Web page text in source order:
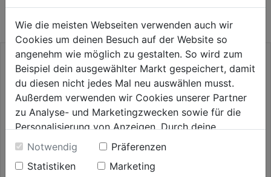
KATEGORIE
Wie die meisten Webseiten verwenden auch wir
Cookies um deinen Besuch auf der Website so
angenehm wie möglich zu gestalten. So wird zum
Beispiel dein ausgewählter Markt gespeichert, damit
du diesen nicht jedes Mal neu auswählen musst.
Außerdem verwenden wir Cookies unserer Partner
zu Analyse- und Marketingzwecken sowie für die
Personalisierung von Anzeigen. Durch deine
Einwilligung werden die Daten von Drittanbieter,
unter anderem auch in den USA, verarbeitet.
Durch Klick auf "Alle Cookies erlauben" stimmst du
Notwendig
Präferenzen
Statistiken
Marketing